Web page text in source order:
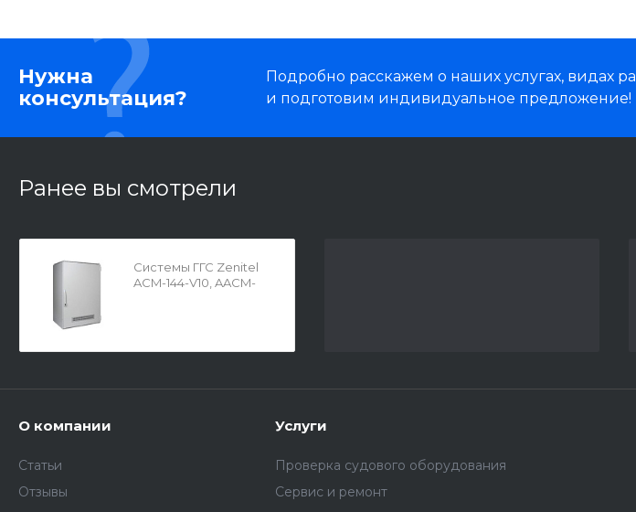
Нужна
консультация?
Подробно расскажем о наших услугах, видах
и подготовим индивидуальное предложение!
Ранее вы смотрели
Системы ГГС Zenitel
ACM-144-V10, AACM-
О компании
Статьи
Отзывы
Услуги
Проверка судового оборудования
Сервис и ремонт